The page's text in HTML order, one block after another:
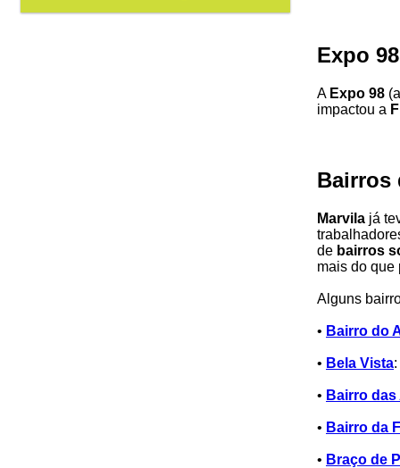
Expo
A Expo 98
impactou a
Bairros
Marvila já
de bairros
mais do que
Alguns
• Bairro do
• Bela Vista
• Bairro
• Bairro da
• Braço de